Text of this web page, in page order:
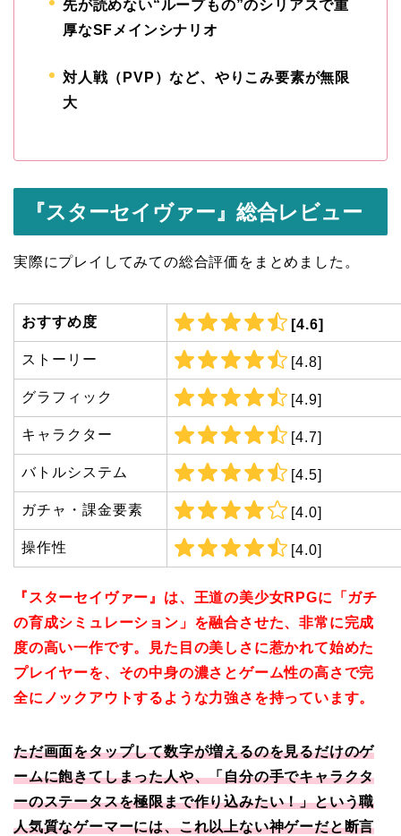
先が読めない“ループもの”のシリアスで重
厚なSFメインシナリオ
対人戦（PVP）など、やりこみ要素が無限
大
『スターセイヴァー』総合レビュー
実際にプレイしてみての総合評価をまとめました。
おすすめ度 [4.6]
ストーリー [4.8]
グラフィック [4.9]
キャラクター [4.7]
バトルシステム [4.5]
ガチャ・課金要素 [4.0]
操作性 [4.0]
『スターセイヴァー』は、王道の美少女RPGに「ガチ
の育成シミュレーション」を融合させた、非常に完成
度の高い一作です。見た目の美しさに惹かれて始めた
プレイヤーを、その中身の濃さとゲーム性の高さで完
全にノックアウトするような力強さを持っています。
ただ画面をタップして数字が増えるのを見るだけのゲ
ームに飽きてしまった人や、「自分の手でキャラクタ
ーのステータスを極限まで作り込みたい！」という職
人気質なゲーマーには、これ以上ない神ゲーだと断言